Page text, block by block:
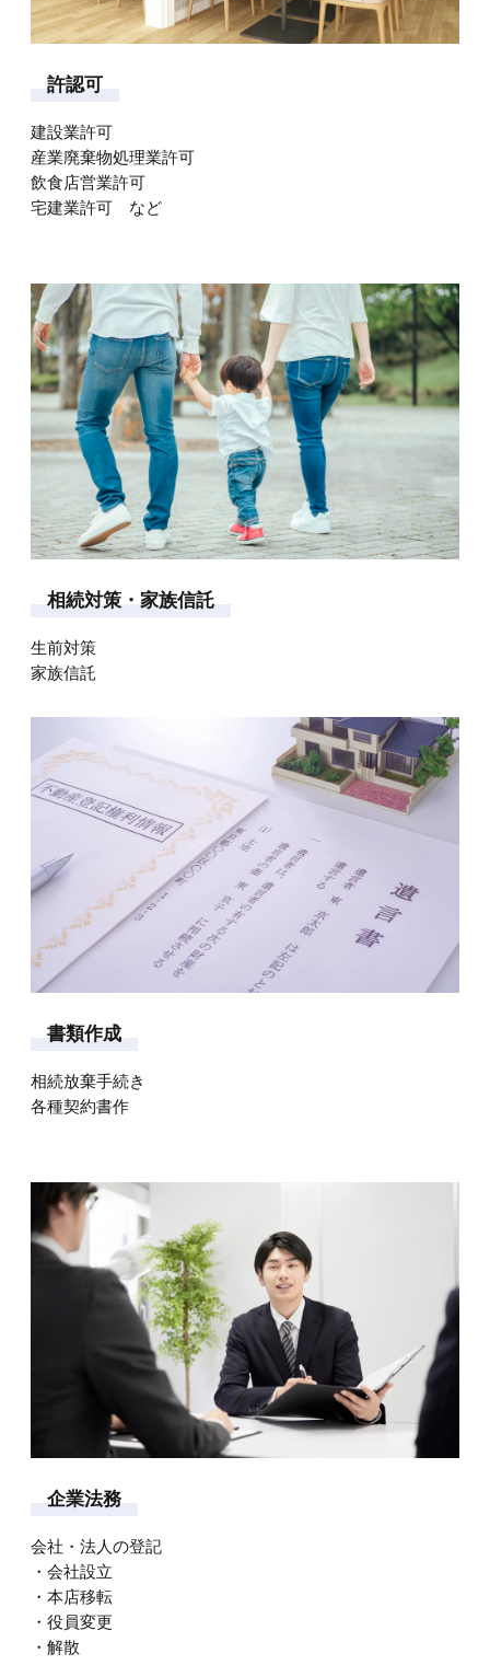
許認可
建設業許可
産業廃棄物処理業許可
飲食店営業許可
宅建業許可 など
相続対策 ・家族信託
生前対策
家族信託
書類作成
相続放棄手続き
各種契約書作
企業法務
会社・法人の登記
・会社設立
・本店移転
・役員変更
・解散